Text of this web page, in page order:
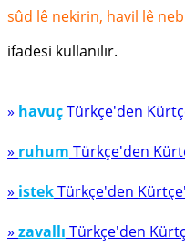
sûd lê nekirin, havil lê
ifadesi kullanılır.
» havuçTürkçe'den
» ruhum Türkçe'den
» istekTürkçe'den
» zavallı Türkçe'den